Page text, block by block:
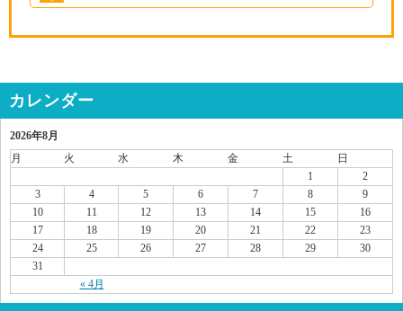
カレンダー
2026年8月
月
火 水 木 金 土 日
« 4月
1
2
3
4 5 6 7 8
9
10
11 12 13 14 15
16
17
18 19 20 21 22
23
24
25 26 27 28 29
30
31